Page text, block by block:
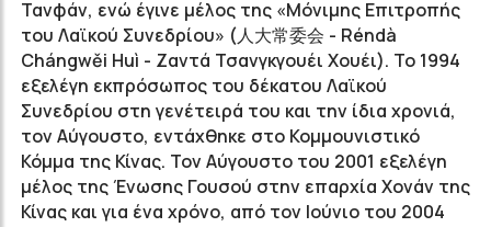
Τανφάν, ενώ έγινε μέλος της «Μόνιμης Επιτροπής
του Λαϊκού Συνεδρίου» (人大常委会 - Réndà
Chángwěi Huì - Ζαντά Τσανγκγουέι Χουέι). Το 1994
εξελέγη εκπρόσωπος του δέκατου Λαϊκού
Συνεδρίου στη γενέτειρά του και την ίδια χρονιά,
τον Αύγουστο, εντάχθηκε στο Κομμουνιστικό
Κόμμα της Κίνας. Τον Αύγουστο του 2001 εξελέγη
μέλος της Ένωσης Γουσού στην επαρχία Χoνάν της
Κίνας και για ένα χρόνο, από τον Ιούνιο του 2004